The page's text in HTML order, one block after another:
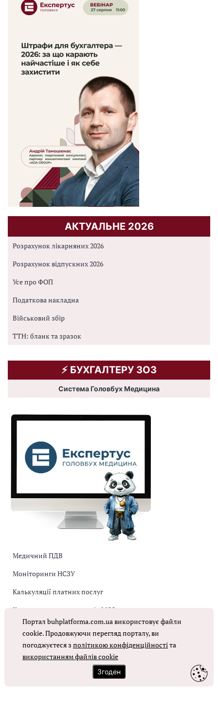
АКТУАЛЬНЕ 2026
Розрахунок лікарняних 2026
Розрахунок відпускних 2026
Усе про ФОП
Податкова накладна
Військовий збір
ТТН: бланк та зразок
⚡️ БУХГАЛТЕРУ ЗОЗ
Система Головбух Медицина
Медичний ПДВ
Моніторинги НСЗУ
Калькуляції платних послуг
Коригувальна накладна від МОЗ
Оплата праці в КНП
ОТРИМАТИ ДОСТУП
Портал buhplatforma.com.ua використовує файли
cookie. Продовжуючи перегляд порталу, ви
погоджуєтеся зполітикою конфіденційностіта
використанням файлів cookie
Згоден